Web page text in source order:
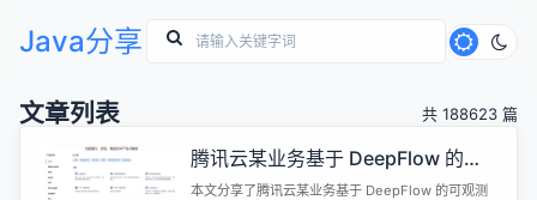
Java分享
文章列表 共 188623 篇
腾讯云某业务基于 DeepFlow 的可
观测性实践
本文分享了腾讯云某业务基于 DeepFlow 的可观测